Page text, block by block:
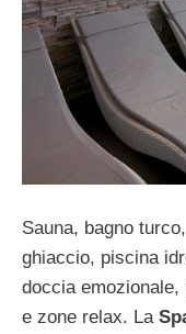
Sauna, bagno
ghiaccio, piscina
doccia
e zone relax. La